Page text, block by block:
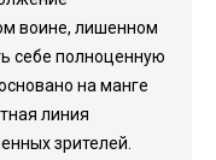
воине, лишенном
себе полноценную
на манге
линия
зрителей.